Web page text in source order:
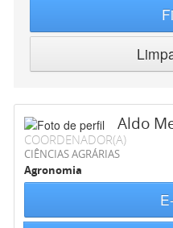
Aldo
COORDENADOR(A)
CIÊNCIAS AGRÁRIAS
Agronomia